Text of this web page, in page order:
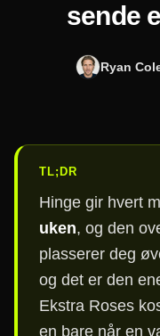
sende
Ryan
TL;DR
Hinge gir hvert
uken, og den
plasserer deg
og det er den
Ekstra Roses
en bare når en